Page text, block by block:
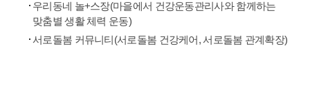
우리동네 놀+스장(마을에서 건강운동관리사와 함께하는
맞춤별 생활 체력 운동)
서로돌봄 커뮤니티(서로돌봄 건강케어, 서로돌봄 관계확장)